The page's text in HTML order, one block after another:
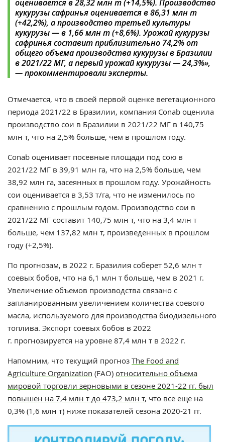
оценивается в 28,32 млн т (+14,5%). Производство
кукурузы сафринья оценивается в 86,31 млн т
(+42,2%), а производство третьей культуры
кукурузы — в 1,66 млн т (+8,6%). Урожай кукурузы
сафринья составит приблизительно 74,2% от
общего объема производства кукурузы в Бразилии
в 2021/22 МГ, а первый урожай кукурузы — 24,3%»,
— прокомментировали эксперты.
Отмечается, что в своей первой оценке вегетационного
периода 2021/22 в Бразилии, компания Conab оценила
производство сои в Бразилии в 2021/22 МГ в 140,75
млн т, что на 2,5% больше, чем в прошлом году.
Conab оценивает посевные площади под сою в
2021/22 МГ в 39,91 млн га, что на 2,5% больше, чем
38,92 млн га, засеянных в прошлом году. Урожайность
сои оценивается в 3,53 т/га, что не изменилось по
сравнению с прошлым годом. Производство сои в
2021/22 МГ составит 140,75 млн т, что на 3,4 млн т
больше, чем 137,82 млн т, произведенных в прошлом
году (+2,5%).
По прогнозам, в 2022 г. Бразилия соберет 52,6 млн т
соевых бобов, что на 6,1 млн т больше, чем в 2021 г.
Увеличение объемов производства связано с
запланированным увеличением количества соевого
масла, используемого для производства биодизельного
топлива. Экспорт соевых бобов в 2022
г. прогнозируется на уровне 87,4 млн т в 2022 г.
Напомним, что текущий прогноз The Food and
Agriculture Organization (FAO) относительно объема
мировой торговли зерновыми в сезоне 2021-22 гг. был
повышен на 7,4 млн т до 473,2 млн т, что все еще на
0,3% (1,6 млн т) ниже показателей сезона 2020-21 гг.